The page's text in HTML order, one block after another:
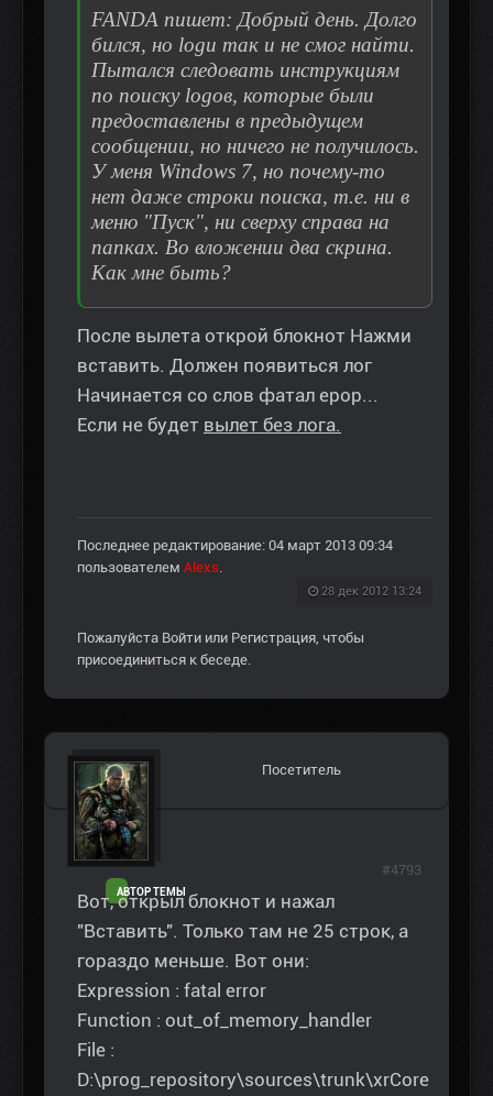
FANDA пишет: Добрый день. Долго
бился, но logи так и не смог найти.
Пытался следовать инструкциям
по поиску logов, которые были
предоставлены в предыдущем
сообщении, но ничего не получилось.
У меня Windows 7, но почему-то
нет даже строки поиска, т.е. ни в
меню "Пуск", ни сверху справа на
папках. Во вложении два скрина.
Как мне быть?
После вылета открой блокнот Нажми
вставить. Должен появиться лог
Начинается со слов фатал ерор...
Если не будет вылет без лога.
Последнее редактирование: 04 март 2013 09:34
пользователем Alexs
28 дек 2012 13:24
Пожалуйста Войти или Регистрация , чтобы
присоединиться к беседе.
АВТОР ТЕМЫ
Посетитель
Вот, открыл блокнот и нажал
"Вставить". Только там не 25 строк, а
гораздо меньше. Вот они:
Expression : fatal error
Function : out_of_memory_handler
File :
D:\prog_repository\sources\trunk\xrCore
#4793